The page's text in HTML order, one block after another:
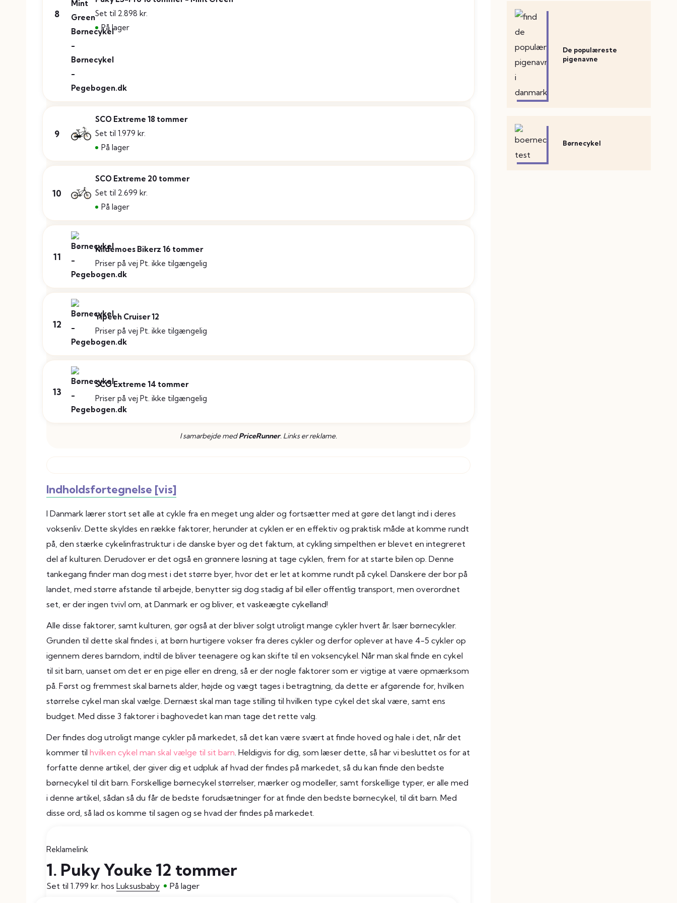
8
Set til 2.898 kr.
På lager
9
SCO Extreme 18 tommer
Set til 1.979 kr.
På lager
10
SCO Extreme 20 tommer
Set til 2.699 kr.
På lager
11
Kildemoes Bikerz 16 tommer
Priser på vej Pt. ikke tilgængelig
12
Yipeeh Cruiser 12
Priser på vej Pt. ikke tilgængelig
13
SCO Extreme 14 tommer
Priser på vej Pt. ikke tilgængelig
I samarbejde medPriceRunner. Links er reklame.
Indholdsfortegnelse [vis]
I Danmark lærer stort set alle at cykle fra en meget ung alder og fortsætter med at gøre det langt ind i deres
voksenliv. Dette skyldes en række faktorer, herunder at cyklen er en effektiv og praktisk måde at komme rundt
på, den stærke cykelinfrastruktur i de danske byer og det faktum, at cykling simpelthen er blevet en integreret
del af kulturen. Derudover er det også en grønnere løsning at tage cyklen, frem for at starte bilen op. Denne
tankegang finder man dog mest i det større byer, hvor det er let at komme rundt på cykel. Danskere der bor på
landet, med større afstande til arbejde, benytter sig dog stadig af bil eller offentlig transport, men overordnet
set, er der ingen tvivl om, at Danmark er og bliver, et vaskeægte cykelland!
Alle disse faktorer, samt kulturen, gør også at der bliver solgt utroligt mange cykler hvert år. Især børnecykler.
Grunden til dette skal findes i, at børn hurtigere vokser fra deres cykler og derfor oplever at have 4-5 cykler op
igennem deres barndom, indtil de bliver teenagere og kan skifte til en voksencykel. Når man skal finde en cykel
til sit barn, uanset om det er en pige eller en dreng, så er der nogle faktorer som er vigtige at være opmærksom
på. Først og fremmest skal barnets alder, højde og vægt tages i betragtning, da dette er afgørende for, hvilken
størrelse cykel man skal vælge. Dernæst skal man tage stilling til hvilken type cykel det skal være, samt ens
budget. Med disse 3 faktorer i baghovedet kan man tage det rette valg.
Der findes dog utroligt mange cykler på markedet, så det kan være svært at finde hoved og hale i det, når det
kommer til hvilken cykel man skal vælge til sit barn. Heldigvis for dig, som læser dette, så har vi besluttet os for at
forfatte denne artikel, der giver dig et udpluk af hvad der findes på markedet, så du kan finde den bedste
børnecykel til dit barn. Forskellige børnecykel størrelser, mærker og modeller, samt forskellige typer, er alle med
i denne artikel, sådan så du får de bedste forudsætninger for at finde den bedste børnecykel, til dit barn. Med
disse ord, så lad os komme til sagen og se hvad der findes på markedet.
Reklamelink
1. Puky Youke 12 tommer
Set til 1.799 kr. hos Luksusbaby På lager
De populæreste
pigenavne
Børnecykel